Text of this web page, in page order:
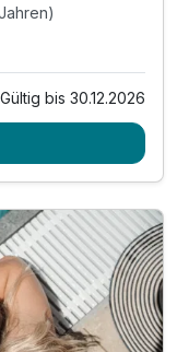
Pfad
Gültig bis 30.12.2026